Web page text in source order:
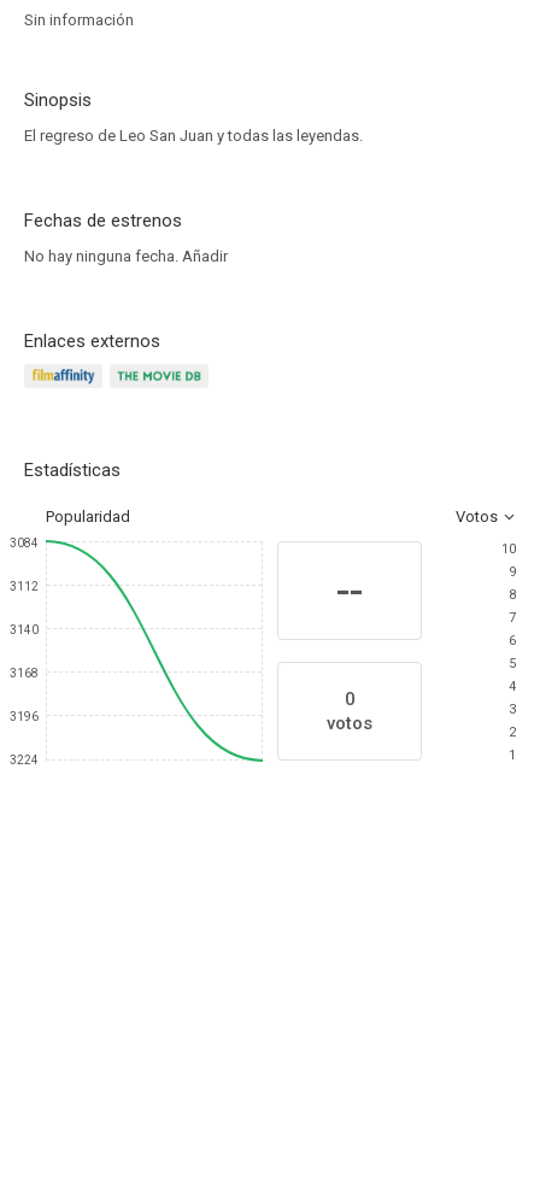
Sin información
Sinopsis
El regreso de Leo San Juan y todas las leyendas.
Fechas de estrenos
No hay ninguna fecha. Añadir
Enlaces externos
Estadísticas
Popularidad Votos
3084
3112
3140
3168
3196
3224
--
0
votos
10
9
8
7
6
5
4
3
2
1